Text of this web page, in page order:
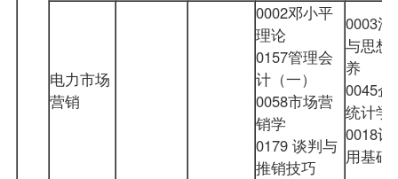
电力市场
营销
0002邓小平
理论
0157管理会
计（一）
0058市场营
销学
0179 谈判与
推销技巧
0003法
与思想
养
0045企
统计学
0018计
用基